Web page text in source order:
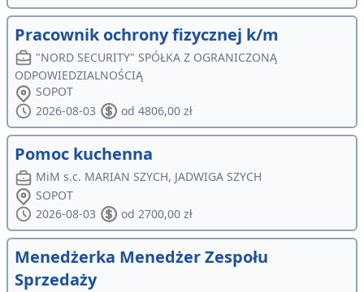
Pracownik ochrony fizycznej k/m
"NORD SECURITY" SPÓŁKA Z OGRANICZONĄ
ODPOWIEDZIALNOŚCIĄ
SOPOT
2026-08-03
od 4806,00 zł
Pomoc kuchenna
MiM s.c. MARIAN SZYCH, JADWIGA SZYCH
SOPOT
2026-08-03
od 2700,00 zł
Menedżerka Menedżer Zespołu
Sprzedaży